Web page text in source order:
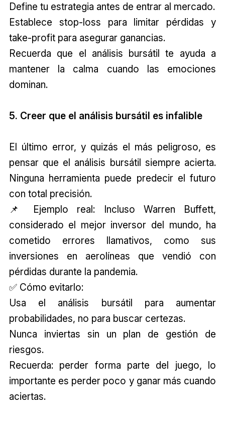
Define tu estrategia antes de entrar al mercado.
Establece stop-loss para limitar pérdidas y
take-profit para asegurar ganancias.
Recuerda que el análisis bursátil te ayuda a
mantener la calma cuando las emociones
dominan.
5. Creer que el análisis bursátil es infalible
El último error, y quizás el más peligroso, es
pensar que el análisis bursátil siempre acierta.
Ninguna herramienta puede predecir el futuro
con total precisión.
📌 Ejemplo real: Incluso Warren Buffett,
considerado el mejor inversor del mundo, ha
cometido errores llamativos, como sus
inversiones en aerolíneas que vendió con
pérdidas durante la pandemia.
✅ Cómo evitarlo:
Usa el análisis bursátil para aumentar
probabilidades, no para buscar certezas.
Nunca inviertas sin un plan de gestión de
riesgos.
Recuerda: perder forma parte del juego, lo
importante es perder poco y ganar más cuando
aciertas.